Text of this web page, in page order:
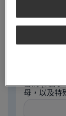
The email
used if you
or for
密碼(8個字
母，以及特